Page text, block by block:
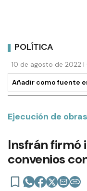
POLÍTICA
10 de agosto de 2022
Añadir como fuente
Ejecución de obras
Insfrán firmó
convenios